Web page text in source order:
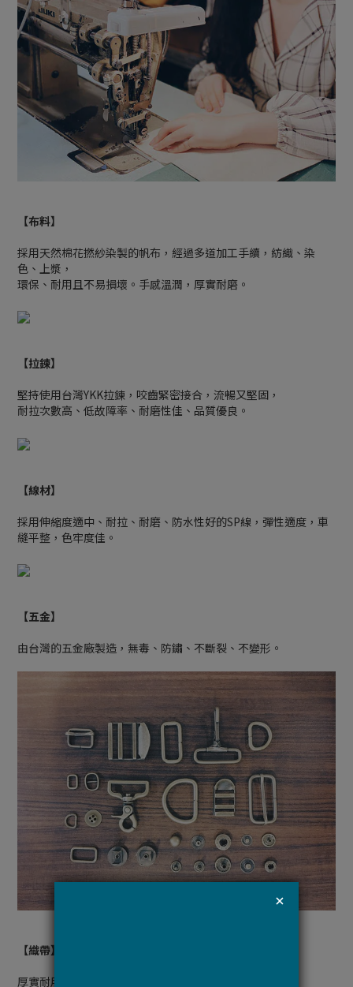
【布料】
採用天然棉花撚紗染製的帆布，經過多道加工手續，紡織、染
色、上漿，
環保、耐用且不易損壞。手感溫潤，厚實耐磨。
【拉鍊】
堅持使用台灣YKK拉鍊，咬齒緊密接合，流暢又堅固，
耐拉次數高、低故障率、耐磨性佳、品質優良。
【線材】
採用伸縮度適中、耐拉、耐磨、防水性好的SP線，彈性適度，車
縫平整，色牢度佳。
【五金】
由台灣的五金廠製造，無毒、防鏽、不斷裂、不變形。
【織帶】
厚實耐用的棉織帶，使用在包邊、背帶、提把等部位，